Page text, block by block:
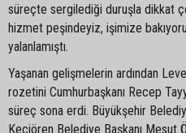
süreçte sergilediği duruşla dikkat
hizmet peşindeyiz, işimize
yalanlamıştı.
Yaşanan gelişmelerin ardından
rozetini Cumhurbaşkanı Recep
süreç sona erdi. Büyükşehir
Keçiören Belediye Başkanı Mesut